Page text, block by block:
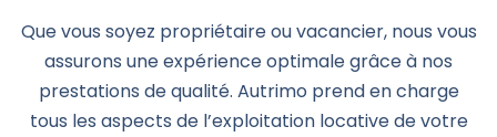
Que vous soyez propriétaire ou vacancier, nous vous
assurons une expérience optimale grâce à nos
prestations de qualité. Autrimo prend en charge
tous les aspects de l’exploitation locative de votre